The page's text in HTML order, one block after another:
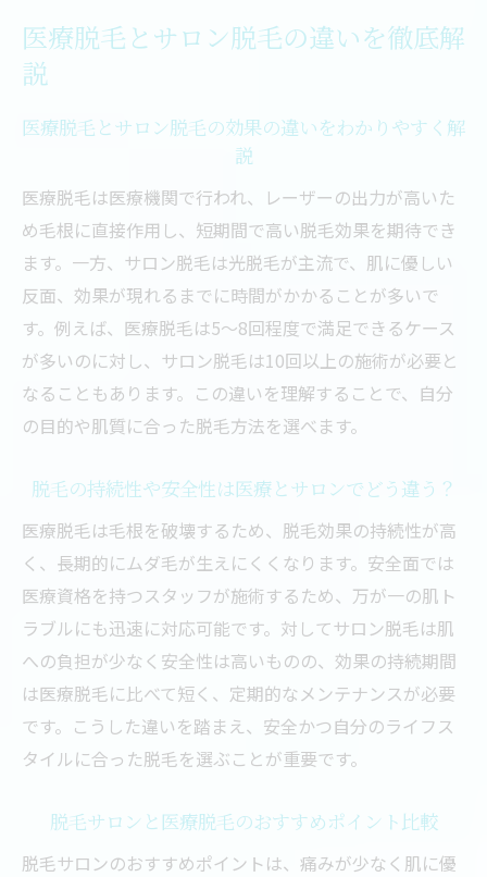
違い
験談
メンズ脱毛サロンと女性専用サロンのサー
ビス比較
脱毛サロンでの男性女性それぞれの悩みと
解決方法
脱毛の効果や料金で見るメンズと女性の違
い
男女で異なる脱毛サロンの人気理由と特徴
脱毛サロン選びで後悔しないための注意点
脱毛サロン選びで後悔しないためのチェッ
脱毛サロンの契約前に確認すべき注意点ま
とめ
女性が脱毛サロンで後悔しない選び方のコ
ツ
メンズ脱毛も安心して選べるサロンの見極
め方
トラブルを避けるための脱毛サロン比較ポ
おすすめの脱毛サロン活用術と費用感
賢く選ぶ脱毛サロンおすすめ活用術と費用
医療脱毛とサロン脱毛の違いを徹底解
説
医療脱毛とサロン脱毛の効果の違いをわかりやすく解
説
医療脱毛は医療機関で行われ、レーザーの出力が高いた
め毛根に直接作用し、短期間で高い脱毛効果を期待でき
ます。一方、サロン脱毛は光脱毛が主流で、肌に優しい
反面、効果が現れるまでに時間がかかることが多いで
す。例えば、医療脱毛は5～8回程度で満足できるケース
が多いのに対し、サロン脱毛は10回以上の施術が必要と
なることもあります。この違いを理解することで、自分
の目的や肌質に合った脱毛方法を選べます。
脱毛の持続性や安全性は医療とサロンでどう違う？
医療脱毛は毛根を破壊するため、脱毛効果の持続性が高
く、長期的にムダ毛が生えにくくなります。安全面では
医療資格を持つスタッフが施術するため、万が一の肌ト
ラブルにも迅速に対応可能です。対してサロン脱毛は肌
への負担が少なく安全性は高いものの、効果の持続期間
は医療脱毛に比べて短く、定期的なメンテナンスが必要
です。こうした違いを踏まえ、安全かつ自分のライフス
タイルに合った脱毛を選ぶことが重要です。
脱毛サロンと医療脱毛のおすすめポイント比較
脱毛サロンのおすすめポイントは、痛みが少なく肌に優